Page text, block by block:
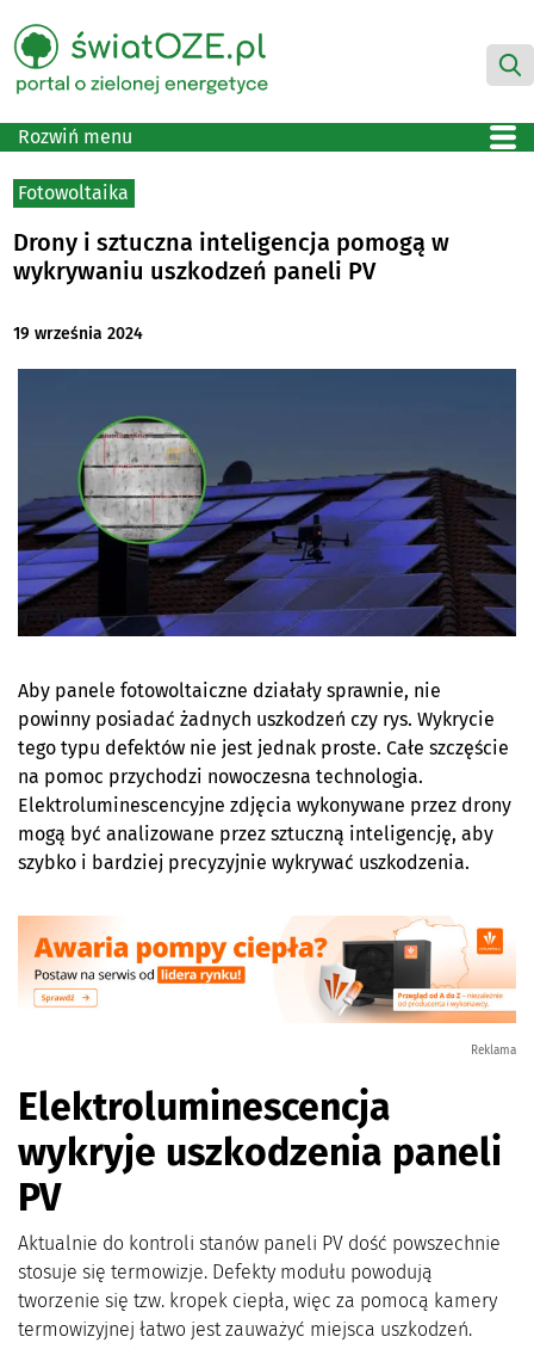
Rozwiń menu
Fotowoltaika
Drony i sztuczna inteligencja pomogą w
wykrywaniu uszkodzeń paneli PV
19 września 2024
Aby panele fotowoltaiczne działały sprawnie, nie
powinny posiadać żadnych uszkodzeń czy rys. Wykrycie
tego typu defektów nie jest jednak proste. Całe szczęście
na pomoc przychodzi nowoczesna technologia.
Elektroluminescencyjne zdjęcia wykonywane przez drony
mogą być analizowane przez sztuczną inteligencję, aby
szybko i bardziej precyzyjnie wykrywać uszkodzenia.
Reklama
Elektroluminescencja
wykryje uszkodzenia paneli
PV
Aktualnie do kontroli stanów paneli PV dość powszechnie
stosuje się termowizje. Defekty modułu powodują
tworzenie się tzw. kropek ciepła, więc za pomocą kamery
termowizyjnej łatwo jest zauważyć miejsca uszkodzeń.